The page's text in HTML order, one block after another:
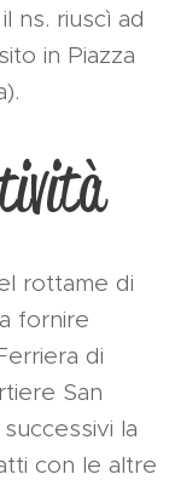
ns. riuscì ad
in Piazza
rottame di
fornire
di
San
la
con le altre